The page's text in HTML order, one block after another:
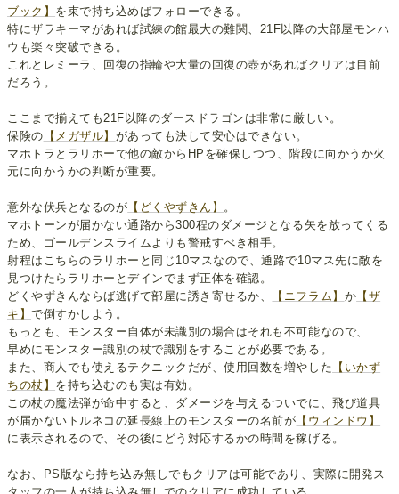
ブック】 を束で持ち込めばフォローできる。
特にザラキーマがあれば試練の館最大の難関、21F以降の大部屋モンハ
ウも楽々突破できる。
これとレミーラ、回復の指輪や大量の回復の壺があればクリアは目前
だろう。
ここまで揃えても21F以降のダースドラゴンは非常に厳しい。
保険の 【メガザル】 があっても決して安心はできない。
マホトラとラリホーで他の敵からHPを確保しつつ、階段に向かうか火
元に向かうかの判断が重要。
意外な伏兵となるのが 【どくやずきん】
。
マホトーンが届かない通路から300程のダメージとなる矢を放ってくる
ため、ゴールデンスライムよりも警戒すべき相手。
射程はこちらのラリホーと同じ10マスなので、通路で10マス先に敵を
見つけたらラリホーとデインでまず正体を確認。
どくやずきんならば逃げて部屋に誘き寄せるか、
【ニフラム】 か 【ザ
キ】で倒すかしよう。
もっとも、モンスター自体が未識別の場合はそれも不可能なので、
早めにモンスター識別の杖で識別をすることが必要である。
また、商人でも使えるテクニックだが、使用回数を増やした 【いかず
ちの杖】 を持ち込むのも実は有効。
この杖の魔法弾が命中すると、ダメージを与えるついでに、飛び道具
が届かないトルネコの延長線上のモンスターの名前が 【ウィンドウ】
に表示されるので、その後にどう対応するかの時間を稼げる。
なお、PS版なら持ち込み無しでもクリアは可能であり、実際に開発ス